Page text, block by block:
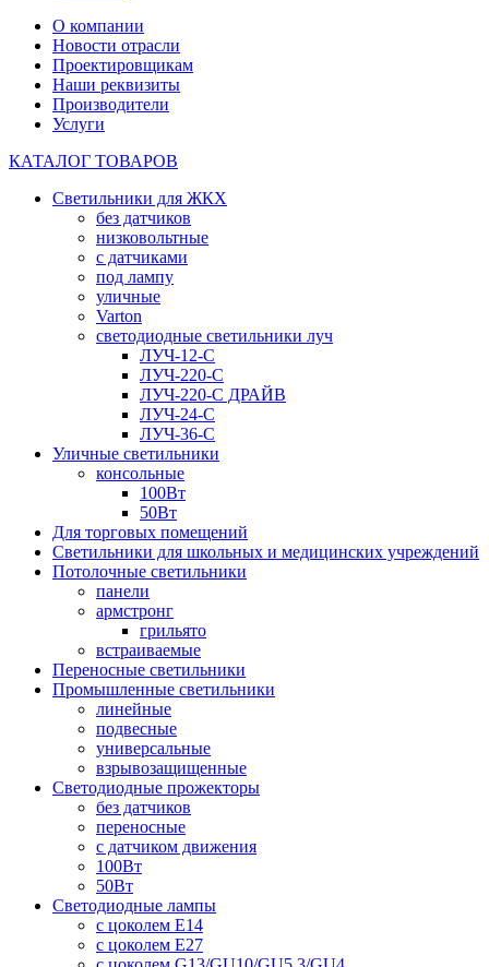
О компании
Новости отрасли
Проектировщикам
Наши реквизиты
Производители
Услуги
КАТАЛОГ ТОВАРОВ
Светильники для ЖКХ
без датчиков
низковольтные
с датчиками
под лампу
уличные
Varton
светодиодные светильники луч
ЛУЧ-12-С
ЛУЧ-220-С
ЛУЧ-220-С ДРАЙВ
ЛУЧ-24-С
ЛУЧ-36-С
Уличные светильники
консольные
100Вт
50Вт
Для торговых помещений
Светильники для школьных и медицинских учреждений
Потолочные светильники
панели
армстронг
грильято
встраиваемые
Переносные светильники
Промышленные светильники
линейные
подвесные
универсальные
взрывозащищенные
Светодиодные прожекторы
без датчиков
переносные
с датчиком движения
100Вт
50Вт
Светодиодные лампы
с цоколем E14
с цоколем E27